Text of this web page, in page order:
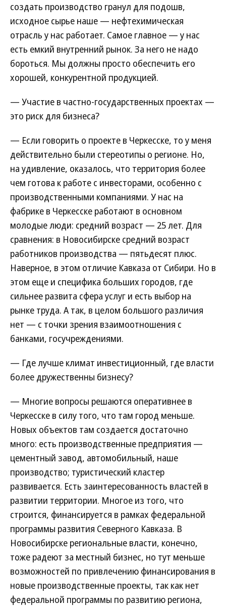
создать производство гранул для подошв,
исходное сырье наше — нефтехимическая
отрасль у нас работает. Самое главное — у нас
есть емкий внутренний рынок. За него не надо
бороться. Мы должны просто обеспечить его
хорошей, конкурентной продукцией.
— Участие в частно-государственных проектах —
это риск для бизнеса?
— Если говорить о проекте в Черкесске, то у меня
действительно были стереотипы о регионе. Но,
на удивление, оказалось, что территория более
чем готова к работе с инвесторами, особенно с
производственными компаниями. У нас на
фабрике в Черкесске работают в основном
молодые люди: средний возраст — 25 лет. Для
сравнения: в Новосибирске средний возраст
работников производства — пятьдесят плюс.
Наверное, в этом отличие Кавказа от Сибири. Но в
этом еще и специфика больших городов, где
сильнее развита сфера услуг и есть выбор на
рынке труда. А так, в целом большого различия
нет — с точки зрения взаимоотношения с
банками, госучреждениями.
— Где лучше климат инвестиционный, где власти
более дружественны бизнесу?
— Многие вопросы решаются оперативнее в
Черкесске в силу того, что там город меньше.
Новых объектов там создается достаточно
много: есть производственные предприятия —
цементный завод, автомобильный, наше
производство; туристический кластер
развивается. Есть заинтересованность властей в
развитии территории. Многое из того, что
строится, финансируется в рамках федеральной
программы развития Северного Кавказа. В
Новосибирске региональные власти, конечно,
тоже радеют за местный бизнес, но тут меньше
возможностей по привлечению финансирования в
новые производственные проекты, так как нет
федеральной программы по развитию региона,